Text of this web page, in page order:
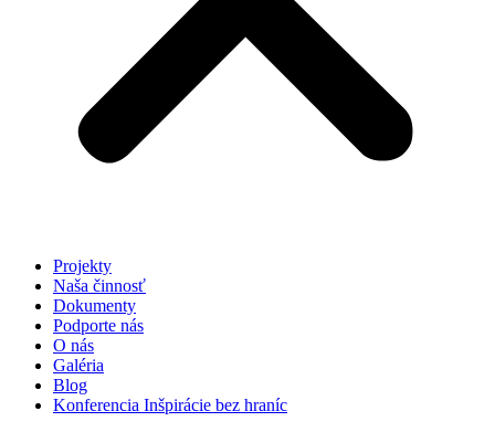
Projekty
Naša činnosť
Dokumenty
Podporte nás
O nás
Galéria
Blog
Konferencia Inšpirácie bez hraníc